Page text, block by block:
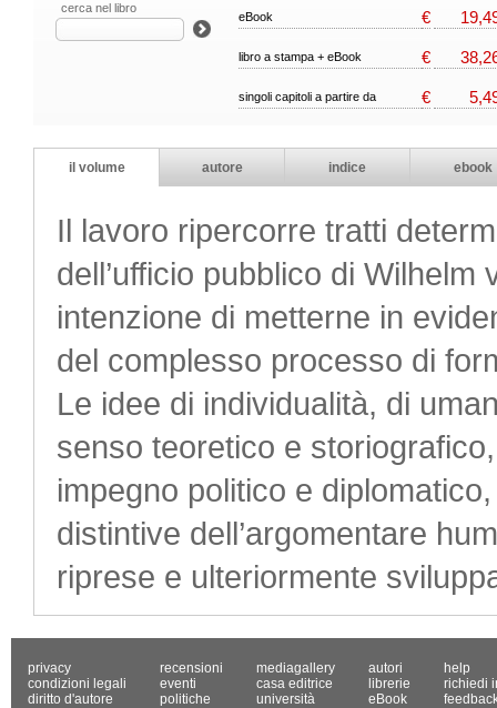
cerca nel libro
eBook €
libro a stampa + eBook €
singoli capitoli a partire da €
il volume autore indice ebook
Il lavoro ripercorre tratti
dell’ufficio pubblico di
intenzione di metterne in
del complesso processo di
Le idee di individualità, di
senso teoretico e
impegno politico e
distintive dell’argomentare
riprese e ulteriormente
privacy
condizioni legali
diritto d'autore
recensioni
eventi
politiche
mediagallery
casa editrice
università
autori
librerie
eBook
help
richiedi